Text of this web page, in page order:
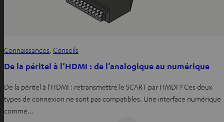
Connaissances Conseils
De la péritel à l’HDMI : de l’analogique au numérique
De la péritel à l’HDMI : retransmettre le SCART par HMDI ? Ces deux
types de connexion ne sont pas compatibles. Une interface numérique
comme…